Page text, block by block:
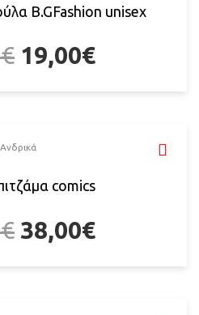
B.GFashion unisex
€ 19,00€
Ανδρικά
comics
€ 38,00€